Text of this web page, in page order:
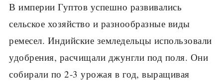
В империи Гуптов успешно развивались
сельское хозяйство и разно­образные виды
ремесел. Индийские земледельцы использовали
удобре­ния, расчищали джунгли под поля. Они
соби­рали по 2-3 урожая в год, выращивая